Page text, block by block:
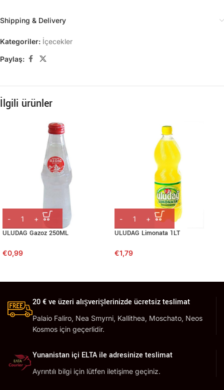
Shipping & Delivery
Kategoriler: İçecekler
Paylaş:
İlgili ürünler
ULUDAG Gazoz 250ML
€0,99
ULUDAG Limonata 1LT
€1,79
20 € ve üzeri alışverişlerinizde ücretsiz teslimat
Palaio Faliro, Nea Smyrni, Kallithea, Moschato, Neos
Kosmos için geçerlidir.
Yunanistan içi ELTA ile adresinize teslimat
Ayrıntılı bilgi için lütfen iletişime geçiniz.